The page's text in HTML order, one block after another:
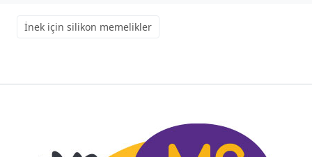
İnek için silikon memelikler